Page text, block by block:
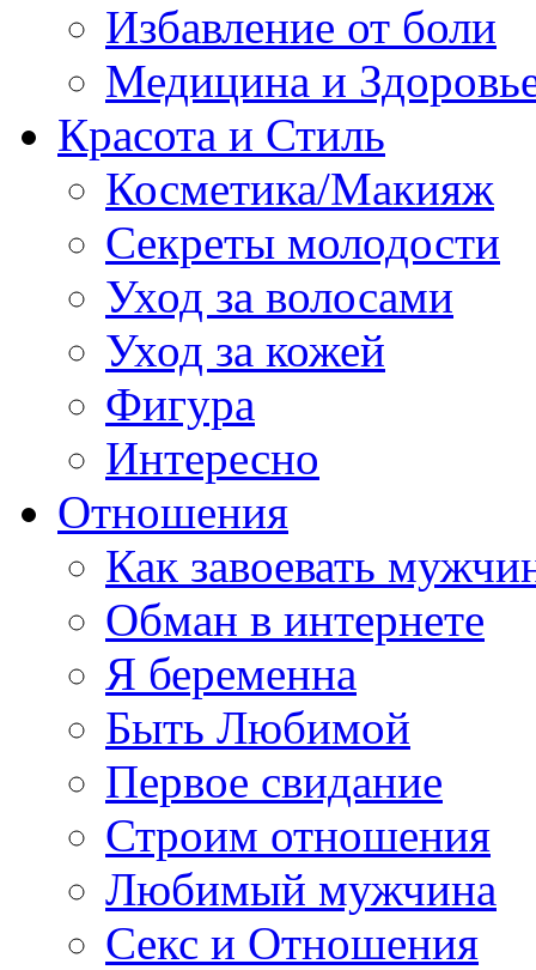
Избавление от боли
Медицина и
Красота и Стиль
Косметика/Макияж
Секреты молодости
Уход за волосами
Уход за кожей
Фигура
Интересно
Отношения
Как завоевать
Обман в интернете
Я беременна
Быть Любимой
Первое свидание
Строим отношения
Любимый мужчина
Секс и Отношения